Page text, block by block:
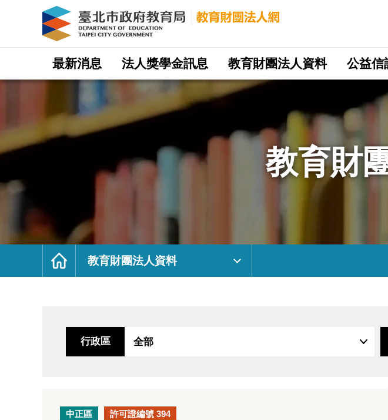
｜
府
網
最新消息 法人獎學金訊息 教育財團法人資料 公益信
教育財
首
教育財團法人資料
行政區
中正區 許可證編號 394